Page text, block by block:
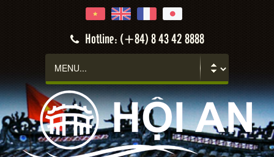
Hotline: (+84) 8 43 42 8888